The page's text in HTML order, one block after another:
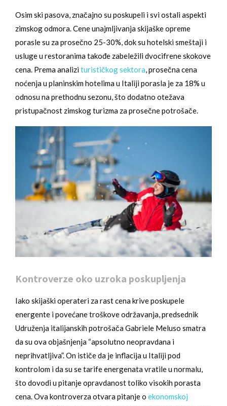
Osim ski pasova, značajno su poskupeli i svi ostali aspekti
zimskog odmora. Cene unajmljivanja skijaške opreme
porasle su za prosečno 25-30%, dok su hotelski smeštaji i
usluge u restoranima takođe zabeležili dvocifrene skokove
cena. Prema analiziturističkog sektora, prosečna cena
noćenja u planinskim hotelima u Italiji porasla je za 18% u
odnosu na prethodnu sezonu, što dodatno otežava
pristupačnost zimskog turizma za prosečne potrošače.
Kontroverze oko uzroka poskupljenja
Iako skijaški operateri za rast cena krive poskupele
energente i povećane troškove održavanja, predsednik
Udruženja italijanskih potrošača Gabriele Meluso smatra
da su ova objašnjenja “apsolutno neopravdana i
neprihvatljiva”. On ističe da je inflacija u Italiji pod
kontrolom i da su se tarife energenata vratile u normalu,
što dovodi u pitanje opravdanost toliko visokih porasta
cena. Ova kontroverza otvara pitanje o ekonomskoj